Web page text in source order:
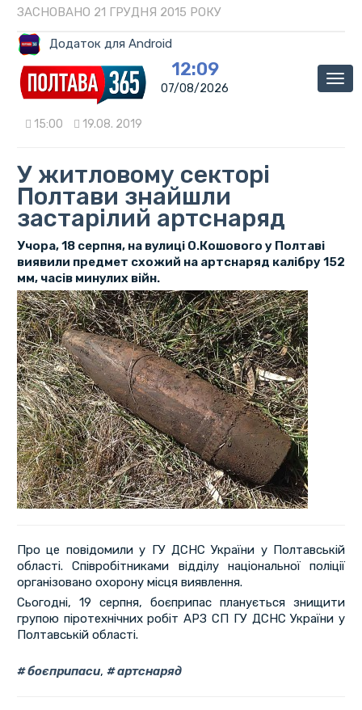
ЗАСНОВАНО 21 ГРУДНЯ 2015 РОКУ
Додаток для Android
12:09
07/08/2026
15:00 19.08. 2019
У житловому секторі
Полтави знайшли
застарілий артснаряд
Учора, 18 серпня, на вулиці О.Кошового у Полтаві
виявили предмет схожий на артснаряд калібру 152
мм, часів минулих війн.
Про це повідомили у ГУ ДСНС України у Полтавській
області. Співробітниками відділу національної поліції
організовано охорону місця виявлення.
Сьогодні, 19 серпня, боєприпас планується знищити
групою піротехнічних робіт АРЗ СП ГУ ДСНС України у
Полтавській області.
боєприпаси, артснаряд